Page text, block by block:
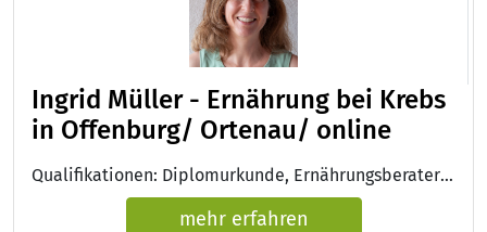
Ingrid Müller - Ernährung bei Krebs
in Offenburg/ Ortenau/ online
Qualifikationen: Diplomurkunde, Ernährungsberater:in VDOE
mehr erfahren